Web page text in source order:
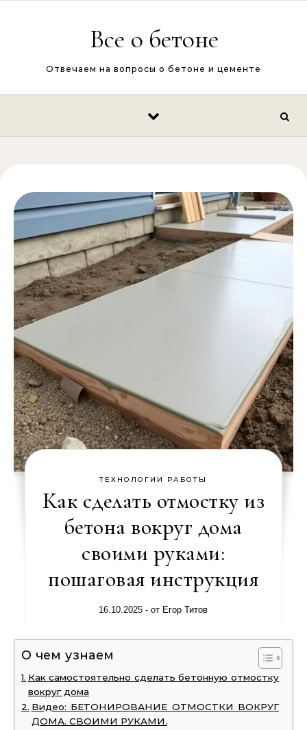
Все о бетоне
Отвечаем на вопросы о бетоне и цементе
ТЕХНОЛОГИИ РАБОТЫ
Как сделать отмостку из
бетона вокруг дома
своими руками:
пошаговая инструкция
16.10.2025 - от Егор Титов
О чем узнаем
Как самостоятельно сделать бетонную отмостку
вокруг дома
Видео: БЕТОНИРОВАНИЕ ОТМОСТКИ ВОКРУГ
ДОМА. СВОИМИ РУКАМИ.